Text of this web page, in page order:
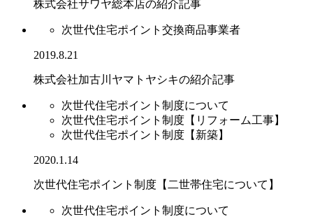
株式会社サワヤ総本店の紹介記事
次世代住宅ポイント交換商品事業者
2019.8.21
株式会社加古川ヤマトヤシキの紹介記事
次世代住宅ポイント制度について
次世代住宅ポイント制度【リフォーム工事】
次世代住宅ポイント制度【新築】
2020.1.14
次世代住宅ポイント制度【二世帯住宅について】
次世代住宅ポイント制度について